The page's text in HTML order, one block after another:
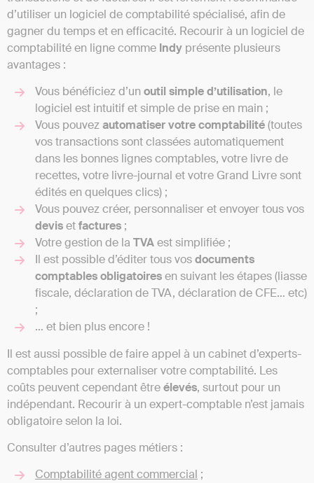
d’utiliser un logiciel de comptabilité spécialisé, afin de
gagner du temps et en efficacité. Recourir à un logiciel de
comptabilité en ligne comme Indy présente plusieurs
avantages :
Vous bénéficiez d’un outil simple d’utilisation, le
logiciel est intuitif et simple de prise en main ;
Vous pouvezautomatiser votre comptabilité(toutes
vos transactions sont classées automatiquement
dans les bonnes lignes comptables, votre livre de
recettes, votre livre-journal et votre Grand Livre sont
édités en quelques clics) ;
Vous pouvez créer, personnaliser et envoyer tous vos
devisetfactures ;
Votre gestion de la TVAest simplifiée ;
Il est possible d’éditer tous vosdocuments
comptables obligatoiresen suivant les étapes (liasse
fiscale, déclaration de TVA, déclaration de CFE… etc)
;
… et bien plus encore !
Il est aussi possible de faire appel à un cabinet d’experts-
comptables pour externaliser votre comptabilité. Les
coûts peuvent cependant êtreélevés, surtout pour un
indépendant. Recourir à un expert-comptable n’est jamais
obligatoire selon la loi.
Consulter d’autres pages métiers :
Comptabilité agent commercial ;